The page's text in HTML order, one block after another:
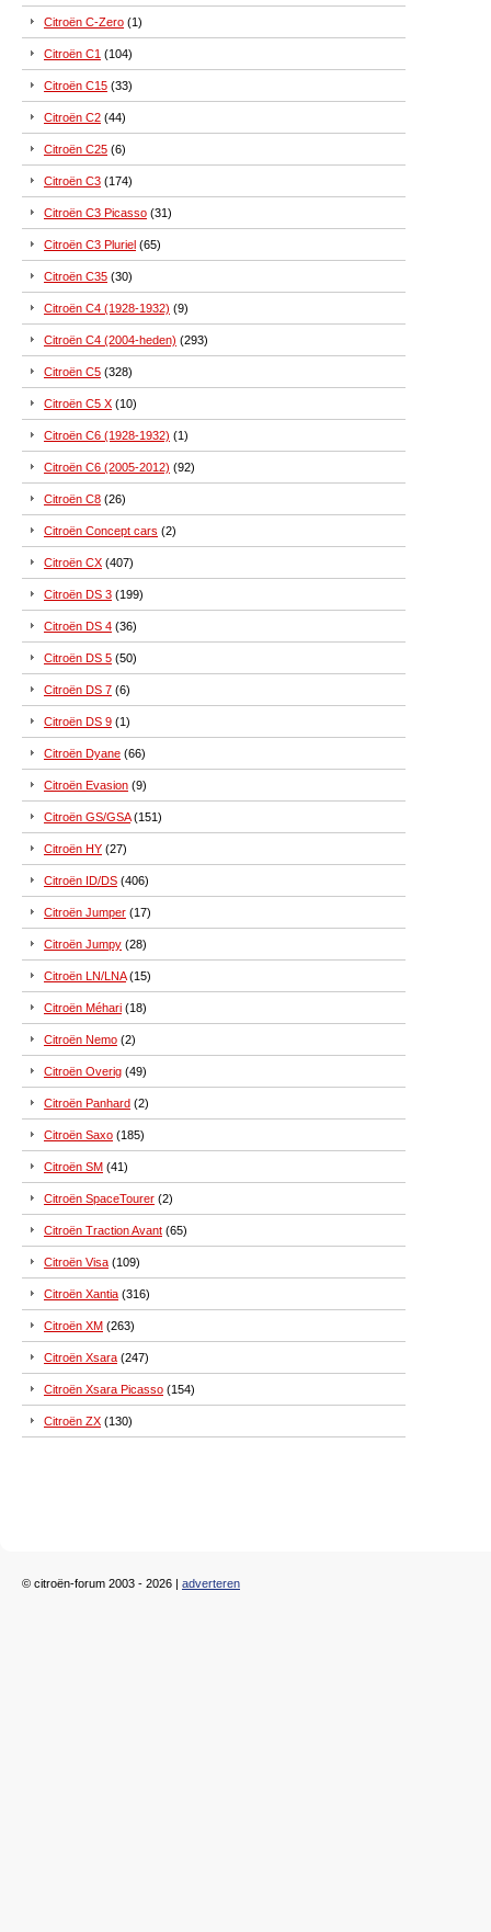
Citroën C-Zero (1)
Citroën C1 (104)
Citroën C15 (33)
Citroën C2 (44)
Citroën C25 (6)
Citroën C3 (174)
Citroën C3 Picasso (31)
Citroën C3 Pluriel (65)
Citroën C35 (30)
Citroën C4 (1928-1932) (9)
Citroën C4 (2004-heden) (293)
Citroën C5 (328)
Citroën C5 X (10)
Citroën C6 (1928-1932) (1)
Citroën C6 (2005-2012) (92)
Citroën C8 (26)
Citroën Concept cars (2)
Citroën CX (407)
Citroën DS 3 (199)
Citroën DS 4 (36)
Citroën DS 5 (50)
Citroën DS 7 (6)
Citroën DS 9 (1)
Citroën Dyane (66)
Citroën Evasion (9)
Citroën GS/GSA(151)
Citroën HY (27)
Citroën ID/DS (406)
Citroën Jumper (17)
Citroën Jumpy (28)
Citroën LN/LNA(15)
Citroën Méhari (18)
Citroën Nemo (2)
Citroën Overig (49)
Citroën Panhard (2)
Citroën Saxo (185)
Citroën SM (41)
Citroën SpaceTourer (2)
Citroën Traction Avant (65)
Citroën Visa (109)
Citroën Xantia (316)
Citroën XM (263)
Citroën Xsara (247)
Citroën Xsara Picasso (154)
Citroën ZX (130)
© citroën-forum 2003 - 2026 | adverteren